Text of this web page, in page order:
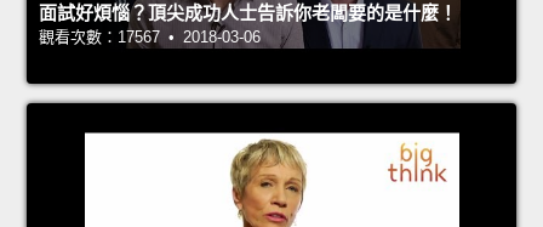
面試好煩惱？頂尖成功人士告訴你老闆要的是什麼！
觀看次數：17567 • 2018-03-06